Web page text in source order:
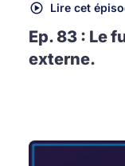
Lire cet
Ep. 83 : Le
externe.